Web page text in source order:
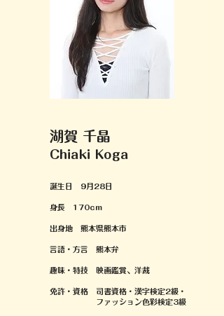
湖賀 千晶
Chiaki Koga
誕生日 9月28日
身長 170cm
出身地 熊本県熊本市
言語・方言 熊本弁
趣味・特技 映画鑑賞、洋裁
免許・資格 司書資格・漢字検定2級・
ファッション色彩検定3級